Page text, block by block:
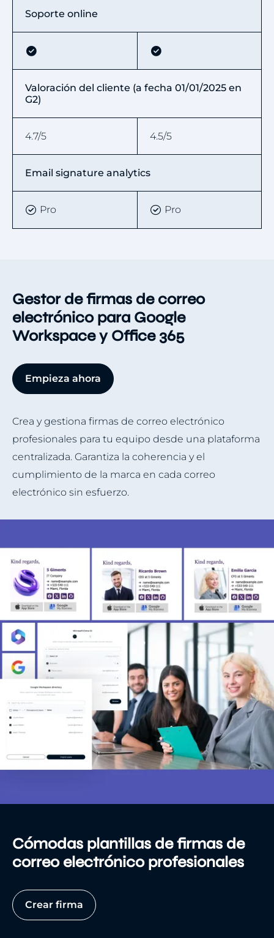
Soporte online
Valoración del cliente (a fecha 01/01/2025 en
G2)
4.7/5 4.5/5
Email signature analytics
Pro Pro
Gestor de firmas de correo
electrónico para Google
Workspace y Office 365
Empieza ahora
Crea y gestiona firmas de correo electrónico
profesionales para tu equipo desde una plataforma
centralizada. Garantiza la coherencia y el
cumplimiento de la marca en cada correo
electrónico sin esfuerzo.
Cómodas plantillas de firmas de
correo electrónico profesionales
Crear firma